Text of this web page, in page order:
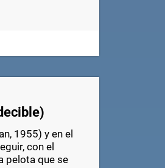
1955) y en el
con el
pelota que se